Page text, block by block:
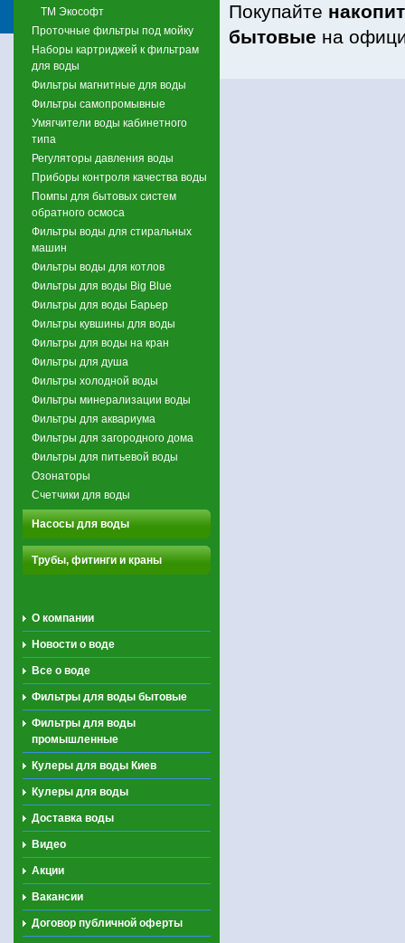
ТМ Экософт
Проточные фильтры под мойку
Наборы картриджей к фильтрам
для воды
Фильтры магнитные для воды
Фильтры самопромывные
Умягчители воды кабинетного
типа
Регуляторы давления воды
Приборы контроля качества воды
Помпы для бытовых систем
обратного осмоса
Фильтры воды для стиральных
машин
Фильтры воды для котлов
Фильтры для воды Big Blue
Фильтры для воды Барьер
Фильтры кувшины для воды
Фильтры для воды на кран
Фильтры для душа
Фильтры холодной воды
Фильтры минерализации воды
Фильтры для аквариума
Фильтры для загородного дома
Фильтры для питьевой воды
Озонаторы
Счетчики для воды
Насосы для воды
Трубы, фитинги и краны
О компании
Новости о воде
Все о воде
Фильтры для воды бытовые
Фильтры для воды
промышленные
Кулеры для воды Киев
Кулеры для воды
Доставка воды
Видео
Акции
Вакансии
Договор публичной оферты
Покупайте
бытовые на